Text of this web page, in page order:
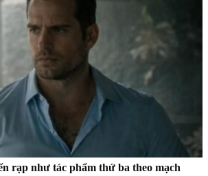
rạp như tác phẩm thứ ba theo mạch